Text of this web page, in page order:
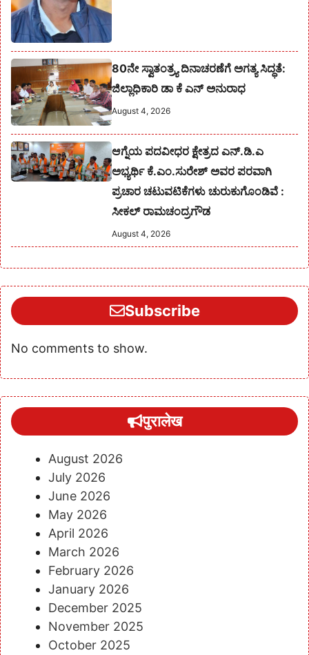
80ನೇ ಸ್ವಾತಂತ್ರ್ಯ ದಿನಾಚರಣೆಗೆ ಅಗತ್ಯ ಸಿದ್ಧತೆ:
ಜಿಲ್ಲಾಧಿಕಾರಿ ಡಾ ಕೆ ಎನ್ ಅನುರಾಧ
August 4, 2026
ಆಗ್ನೆಯ ಪದವೀಧರ ಕ್ಷೇತ್ರದ ಎನ್.ಡಿ.ಎ
ಅಭ್ಯರ್ಥಿ ಕೆ.ಎಂ.ಸುರೇಶ್‌ ಅವರ ಪರವಾಗಿ
ಪ್ರಚಾರ ಚಟುವಟಿಕೆಗಳು ಚುರುಕುಗೊಂಡಿವೆ :
ಸೀಕಲ್ ರಾಮಚಂದ್ರಗೌಡ
August 4, 2026
Subscribe
No comments to show.
पुरालेख
August 2026
July 2026
June 2026
May 2026
April 2026
March 2026
February 2026
January 2026
December 2025
November 2025
October 2025